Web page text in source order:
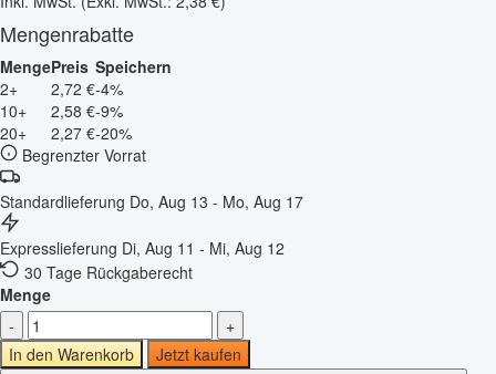
Mengenrabatte
MengePreis Speichern
2+
2,72 €-4%
10+
2,58 €-9%
20+
2,27 €-20%
Begrenzter Vorrat
Standardlieferung Do, Aug 13 - Mo, Aug 17
Expresslieferung Di, Aug 11 - Mi, Aug 12
30 Tage Rückgaberecht
Menge
-
+
In den Warenkorb
Jetzt kaufen